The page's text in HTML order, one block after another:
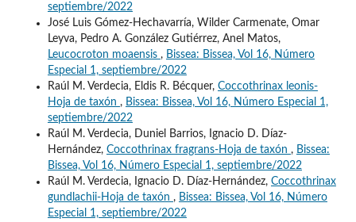
septiembre/2022
José Luis Gómez-Hechavarría, Wilder Carmenate, Omar
Leyva, Pedro A. González Gutiérrez, Anel Matos,
Leucocroton moaensis , Bissea: Bissea, Vol 16, Número
Especial 1, septiembre/2022
Raúl M. Verdecia, Eldis R. Bécquer, Coccothrinax leonis-
Hoja de taxón , Bissea: Bissea, Vol 16, Número Especial 1,
septiembre/2022
Raúl M. Verdecia, Duniel Barrios, Ignacio D. Díaz-
Hernández, Coccothrinax fragrans-Hoja de taxón , Bissea:
Bissea, Vol 16, Número Especial 1, septiembre/2022
Raúl M. Verdecia, Ignacio D. Díaz-Hernández, Coccothrinax
gundlachii-Hoja de taxón , Bissea: Bissea, Vol 16, Número
Especial 1, septiembre/2022